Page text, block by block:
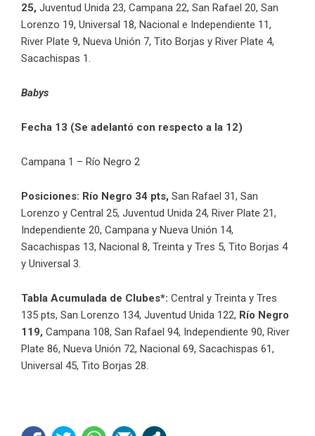
25, Juventud Unida 23, Campana 22, San Rafael 20, San
Lorenzo 19, Universal 18, Nacional e Independiente 11,
River Plate 9, Nueva Unión 7, Tito Borjas y River Plate 4,
Sacachispas 1.
Babys
Fecha 13 (Se adelantó con respecto a la 12)
Campana 1 – Río Negro 2
Posiciones: Río Negro 34 pts, San Rafael 31, San
Lorenzo y Central 25, Juventud Unida 24, River Plate 21,
Independiente 20, Campana y Nueva Unión 14,
Sacachispas 13, Nacional 8, Treinta y Tres 5, Tito Borjas 4
y Universal 3.
Tabla Acumulada de Clubes*: Central y Treinta y Tres
135 pts, San Lorenzo 134, Juventud Unida 122, Río Negro
119, Campana 108, San Rafael 94, Independiente 90, River
Plate 86, Nueva Unión 72, Nacional 69, Sacachispas 61,
Universal 45, Tito Borjas 28.